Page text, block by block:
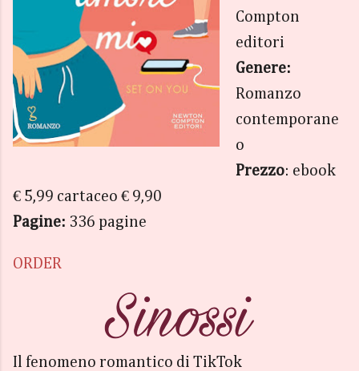
Compton
editori
Genere:
Romanzo
contemporane
o
Prezzo: ebook
€ 5,99 cartaceo € 9,90
Pagine: 336 pagine
ORDER
Il fenomeno romantico di TikTok